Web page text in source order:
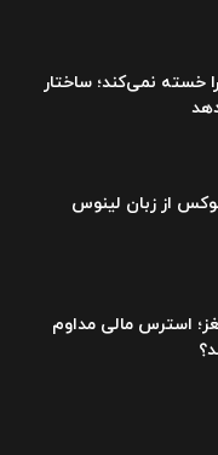
خسته نمی‌کند؛ ساختار
از زبان لینوس
استرس مالی مداوم